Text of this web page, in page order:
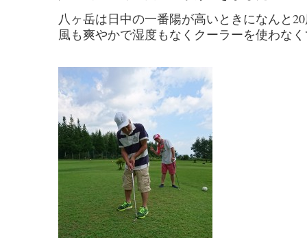
八ヶ岳は日中の一番陽が高いときになんと
風も爽やかで湿度もなくクーラーを使わな